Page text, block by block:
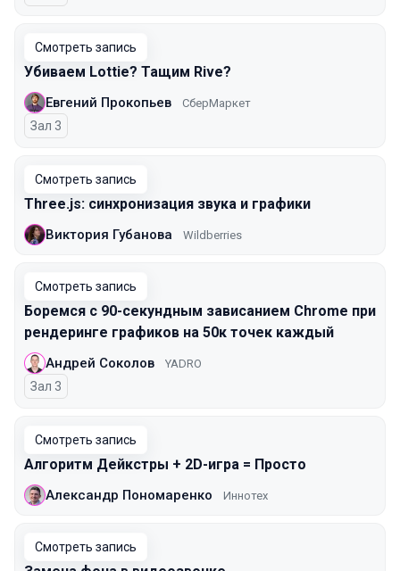
Смотреть запись
Убиваем Lottie? Тащим Rive?
Евгений Прокопьев СберМаркет
Зал 3
Смотреть запись
Three.js: синхронизация звука и графики
Виктория Губанова Wildberries
Смотреть запись
Боремся с 90-секундным зависанием Chrome при
рендеринге графиков на 50к точек каждый
Андрей Соколов YADRO
Зал 3
Смотреть запись
Алгоритм Дейкстры + 2D-игра = Просто
Александр Пономаренко Иннотех
Смотреть запись